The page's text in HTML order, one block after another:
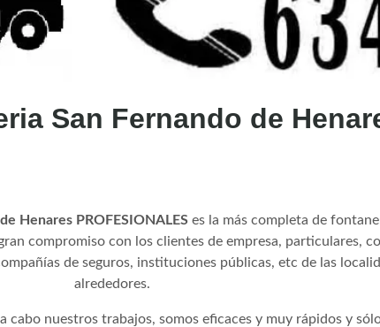
San Fernando de
Henares PROFESIONALES es la más completa de
compromiso con los clientes de empresa, particulares,
de seguros, instituciones públicas, etc de las
alrededores.
cabo nuestros trabajos, somos eficaces y muy rápidos y